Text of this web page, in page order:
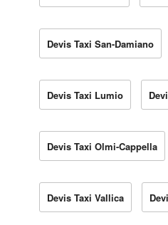
Devis Taxi San-Damiano
Devis Taxi Lumio
Devis Taxi Olmi-Cappella
Devis Taxi Vallica